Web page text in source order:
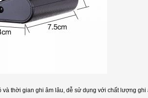
và thời gian ghi âm lâu, dễ sử dụng với chất lượng